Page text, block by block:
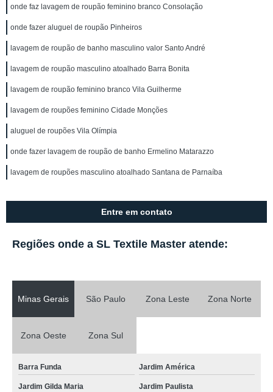
onde faz lavagem de roupão feminino branco Consolação
onde fazer aluguel de roupão Pinheiros
lavagem de roupão de banho masculino valor Santo André
lavagem de roupão masculino atoalhado Barra Bonita
lavagem de roupão feminino branco Vila Guilherme
lavagem de roupões feminino Cidade Monções
aluguel de roupões Vila Olímpia
onde fazer lavagem de roupão de banho Ermelino Matarazzo
lavagem de roupões masculino atoalhado Santana de Parnaíba
Entre em contato
Regiões onde a SL Textile Master atende:
Minas Gerais São Paulo Zona Leste Zona Norte
Zona Oeste Zona Sul
Barra Funda Jardim América
Jardim Gilda Maria Jardim Paulista